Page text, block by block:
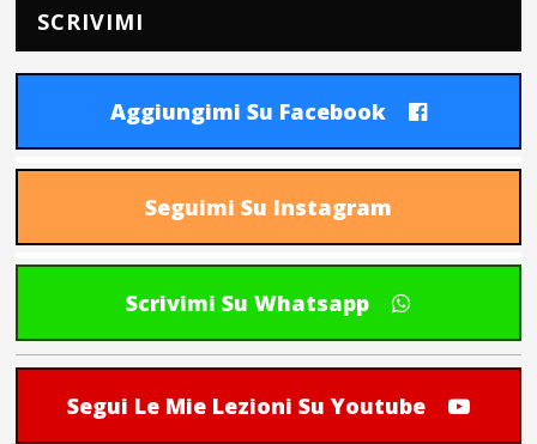
SCRIVIMI
Aggiungimi Su Facebook
Seguimi Su Instagram
Scrivimi Su Whatsapp
Segui Le Mie Lezioni Su Youtube